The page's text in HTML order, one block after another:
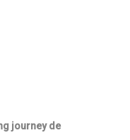
journey de